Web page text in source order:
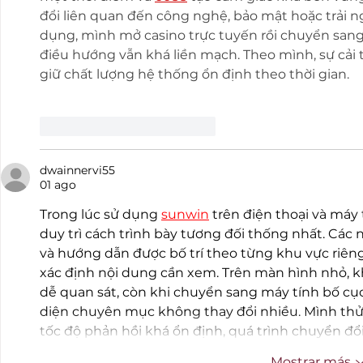
đổi liên quan đến công nghệ, bảo mật hoặc trải
dụng, mình mở casino trực tuyến rồi chuyển
điều hướng vẫn khá liền mạch. Theo mình, sự
giữ chất lượng hệ thống ổn định theo thời gian.
dwainnervi55
01 ago
Trong lúc sử dụng sunwin trên điện thoại và
duy trì cách trình bày tương đối thống nhất. Các
và hướng dẫn được bố trí theo từng khu vực
xác định nội dung cần xem. Trên màn hình nhỏ,
dễ quan sát, còn khi chuyển sang máy tính bố
diện chuyên mục không thay đổi nhiều. Mình
tốc độ phản hồi khá ổn định, quá trình chuyển